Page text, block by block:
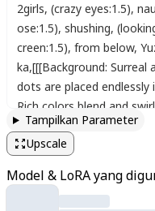
2girls, (crazy eyes:1.5),
ose:1.5), shushing,
creen:1.5), from below,
ka,[[[Background: Surreal
dots are placed endlessly
Rich colors blend and
articles create a mystical
Tampilkan Parameter
Upscale
Model & LoRA yang